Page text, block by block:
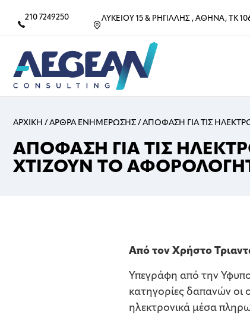
210 7249250 ΛΥΚΕΙΟΥ 15 & ΡΗΓΙΛΛΗΣ , ΑΘΗΝΑ, ΤΚ
ΑΡΧΙΚΗ / ΑΡΘΡΑ ΕΝΗΜΕΡΩΣΗΣ / ΑΠΟΦΑΣΗ ΓΙΑ ΤΙΣ
ΑΠΟΦΑΣΗ ΓΙΑ ΤΙΣ
ΧΤΙΖΟΥΝ ΤΟ
Από τον Χρήστο
Υπεγράφη από την
κατηγορίες δαπανών οι
ηλεκτρονικά μέσα